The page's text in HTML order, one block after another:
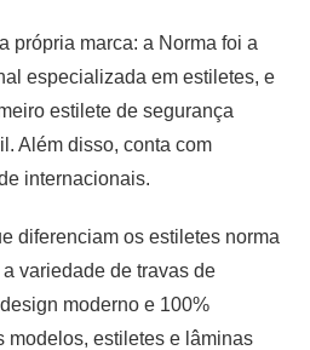
própria marca: a Norma foi a
especializada em estiletes, e
estilete de segurança
Além disso, conta com
internacionais.
diferenciam os estiletes norma
variedade de travas de
moderno e 100%
modelos, estiletes e lâminas